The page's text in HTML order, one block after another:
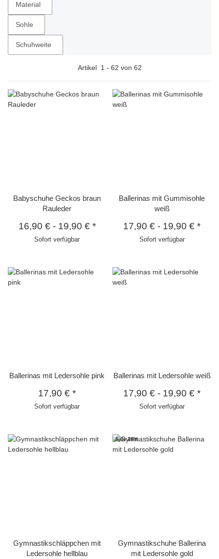
Material
Sohle
Schuhweite
Artikel 1 - 62 von 62
Babyschuhe Geckos braun
Rauleder
16,90 €- 19,90 € *
Sofort verfügbar
Ballerinas mit Gummisohle
weiß
17,90 € - 19,90 €*
Sofort verfügbar
Ballerinas mit Ledersohle pink
17,90 €*
Sofort verfügbar
Ballerinas mit Ledersohle weiß
17,90 € - 19,90 €*
Sofort verfügbar
Gymnastikschläppchen mit
Ledersohle hellblau
Sale 28%
Gymnastikschuhe Ballerina
mit Ledersohle gold